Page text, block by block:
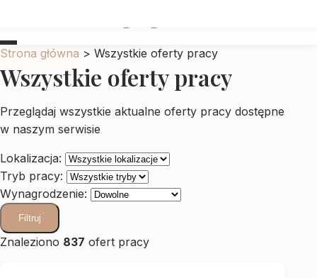
Strona główna > Wszystkie oferty pracy
Wszystkie oferty pracy
Przeglądaj wszystkie aktualne oferty pracy dostępne
w naszym serwisie
Lokalizacja:
Tryb pracy:
Wynagrodzenie:
Filtruj
Znaleziono 837 ofert pracy